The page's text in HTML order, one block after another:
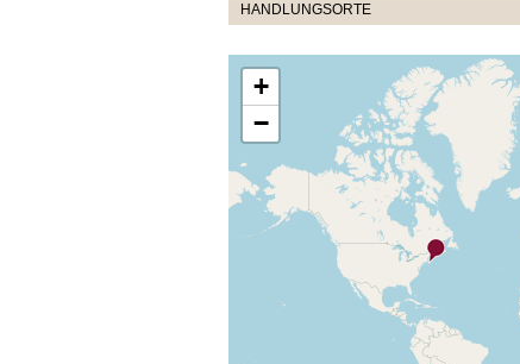
HANDLUNGSORTE
+
−